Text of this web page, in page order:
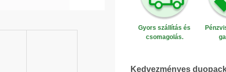
Gyors szállítás és
csomagolás.
Kedvezményes